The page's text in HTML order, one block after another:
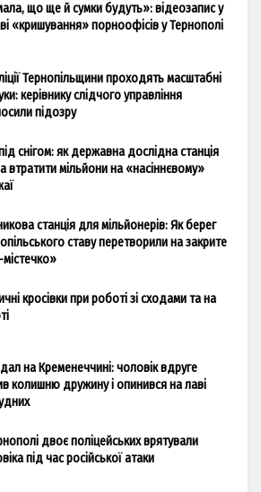
що ще й сумки будуть»: відеозапис у
«кришування» порноофісів у Тернополі
Тернопільщини проходять масштабні
керівнику слідчого управління
підозру
снігом: як державна дослідна станція
втратити мільйони на «насіннєвому»
станція для мільйонерів: Як берег
ставу перетворили на закрите
містечко»
кросівки при роботі зі сходами та на
на Кременеччині: чоловік вдруге
колишню дружину і опинився на лаві
двоє поліцейських врятували
під час російської атаки